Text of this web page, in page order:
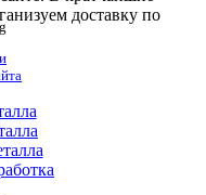
доставку по